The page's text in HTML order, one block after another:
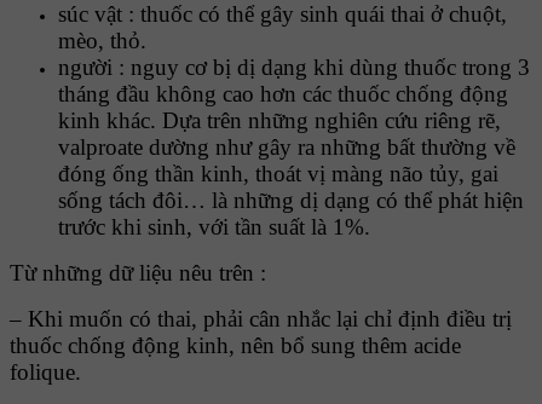
súc vật : thuốc có thể gây sinh quái thai ở chuột,
mèo, thỏ.
người : nguy cơ bị dị dạng khi dùng thuốc trong 3
tháng đầu không cao hơn các thuốc chống động
kinh khác. Dựa trên những nghiên cứu riêng rẽ,
valproate dường như gây ra những bất thường về
đóng ống thần kinh, thoát vị màng não tủy, gai
sống tách đôi… là những dị dạng có thể phát hiện
trước khi sinh, với tần suất là 1%.
Từ những dữ liệu nêu trên :
– Khi muốn có thai, phải cân nhắc lại chỉ định điều trị
thuốc chống động kinh, nên bổ sung thêm acide
folique.